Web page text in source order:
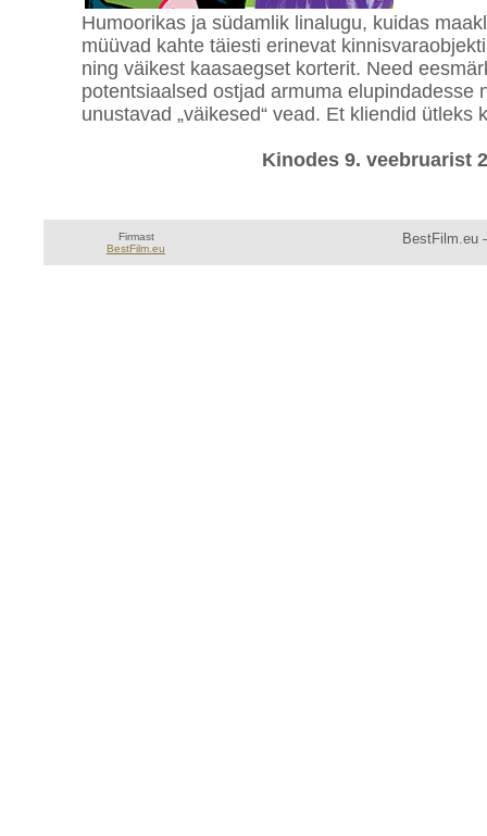
Humoorikas ja südamlik linalugu, kuidas
müüvad kahte täiesti erinevat
ning väikest kaasaegset korterit. Need
potentsiaalsed ostjad armuma elupindadesse
unustavad „väikesed“ vead. Et kliendid ütleks
Kinodes 9. veebruarist
Firmast
BestFilm.eu
BestFilm.eu